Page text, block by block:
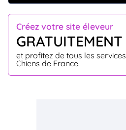
Créez votre site éleveur
GRATUITEMENT
et profitez de tous les services
Chiens de France.